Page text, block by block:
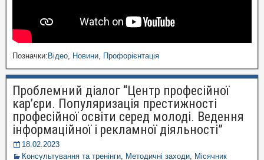
Позначки:Відео Новини Профорієнтація
Проблемний діалог “Центр професійної
кар’єри. Популяризація престижності
професійної освіти серед молоді. Ведення
інформаційної і рекламної діяльності”
18.02.2023
Консультування та тренінги Методичні заходи Місячник